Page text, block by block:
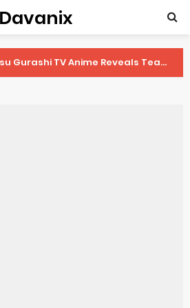
Davanix
Gurashi TV Anime Reveals Teaser